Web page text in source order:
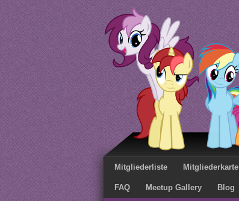
Mitgliederliste Mitgliederkarte
FAQ Meetup Gallery Blog